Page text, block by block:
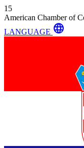
15
American Chamber of
LANGUAGE language